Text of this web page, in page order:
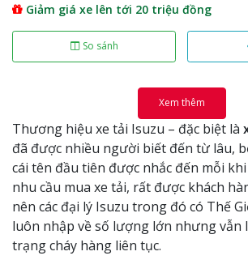
Giảm giá xe lên tới 20 triệu đồng
So sánh
Xem thêm
Thương hiệu xe tải Isuzu – đặc biệt là
đã được nhiều người biết đến từ lâu,
cái tên đầu tiên được nhắc đến mỗi
nhu cầu mua xe tải, rất được khách
nên các đại lý Isuzu trong đó có Thế
luôn nhập về số lượng lớn nhưng
trạng cháy hàng liên tục.